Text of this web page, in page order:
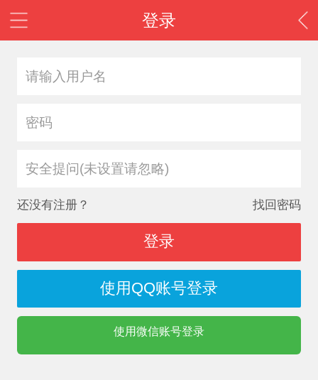
登录
安全提问(未设置请忽略)
还没有注册？ 找回密码
登录
使用QQ账号登录
使用微信账号登录